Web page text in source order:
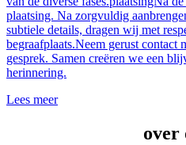
plaatsing. Na zorgvuldig
subtiele details, dragen wij met
begraafplaats.Neem gerust
gesprek. Samen creëren we een
herinnering.
Lees meer
over